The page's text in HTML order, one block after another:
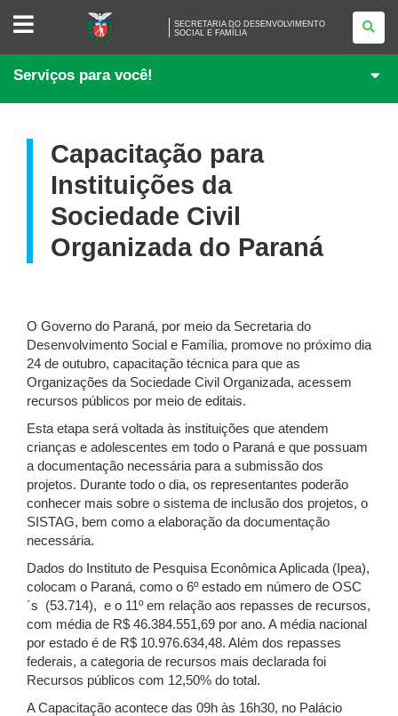
SECRETARIA
DESENVOLVIMENTO<BR
/>
SOCIAL
E
SECRETARIA DO DESENVOLVIMENTO
SOCIAL E FAMÍLIA
Serviços para você!
Capacitação para
Instituições da
Sociedade Civil
Organizada do Paraná
O Governo do Paraná, por meio da Secretaria do
Desenvolvimento Social e Família, promove no próximo dia
24 de outubro, capacitação técnica para que as
Organizações da Sociedade Civil Organizada, acessem
recursos públicos por meio de editais.
Esta etapa será voltada às instituições que atendem
crianças e adolescentes em todo o Paraná e que possuam
a documentação necessária para a submissão dos
projetos. Durante todo o dia, os representantes poderão
conhecer mais sobre o sistema de inclusão dos projetos, o
SISTAG, bem como a elaboração da documentação
necessária.
Dados do Instituto de Pesquisa Econômica Aplicada (Ipea),
colocam o Paraná, como o 6º estado em número de OSC
´s (53.714), e o 11º em relação aos repasses de recursos,
com média de R$ 46.384.551,69 por ano. A média nacional
por estado é de R$ 10.976.634,48. Além dos repasses
federais, a categoria de recursos mais declarada foi
Recursos públicos com 12,50% do total.
A Capacitação acontece das 09h às 16h30, no Palácio